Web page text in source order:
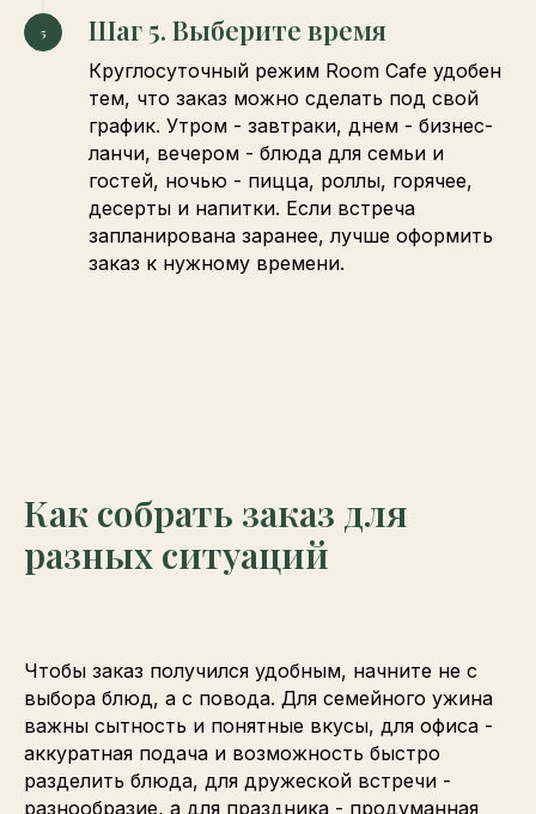
Шаг 5. Выберите время
Круглосуточный режим Room Cafe удобен
тем, что заказ можно сделать под свой
график. Утром - завтраки, днем - бизнес-
ланчи, вечером - блюда для семьи и
гостей, ночью - пицца, роллы, горячее,
десерты и напитки. Если встреча
запланирована заранее, лучше оформить
заказ к нужному времени.
Как собрать заказ для
разных ситуаций
Чтобы заказ получился удобным, начните не с
выбора блюд, а с повода. Для семейного ужина
важны сытность и понятные вкусы, для офиса -
аккуратная подача и возможность быстро
разделить блюда, для дружеской встречи -
разнообразие, а для праздника - продуманная